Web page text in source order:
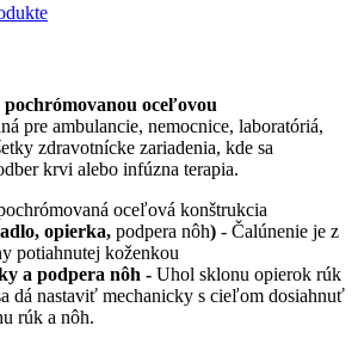
pochrómovanou oceľovou
pre ambulancie, nemocnice, laboratóriá,
zdravotnícke zariadenia, kde sa
krvi alebo infúzna terapia.
oceľová konštrukcia
opierka, podpera nôh) - Čalúnenie je z
potiahnutej koženkou
a podpera nôh - Uhol sklonu opierok rúk
dá nastaviť mechanicky s cieľom dosiahnuť
rúk a nôh.